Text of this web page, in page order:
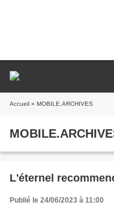
Accueil » MOBILE.ARCHIVES
L'éternel
Publié le 24/06/2023 à 11:00